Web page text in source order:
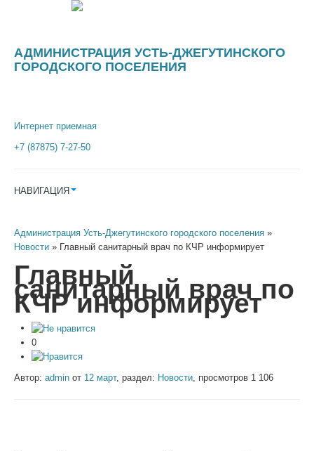
АДМИНИСТРАЦИЯ УСТЬ-ДЖЕГУТИНСКОГО
ГОРОДСКОГО ПОСЕЛЕНИЯ
Интернет приемная
+7 (87875) 7-27-50
НАВИГАЦИЯ
Администрация Усть-Джегутинского городского поселения »
Новости » Главный санитарный врач по КЧР информирует
Главный
санитарный врач по
КЧР информирует
0
Автор: admin от 12 март, раздел: Новости, просмотров 1 106